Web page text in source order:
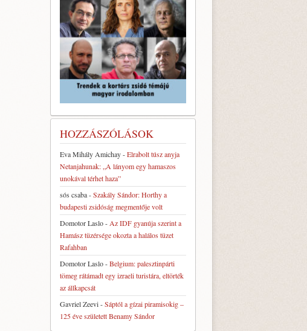
HOZZÁSZÓLÁSOK
Eva Mihály Amichay-Elrabolt túsz anyja
Netanjahunak: „A lányom egy hamaszos
unokával térhet haza”
sós csaba-Szakály Sándor: Horthy a
budapesti zsidóság megmentője volt
Domotor Laslo- Az IDF gyanúja szerint a
Hamász tüzérsége okozta a halálos tüzet
Rafahban
Domotor Laslo-Belgium: palesztinpárti
tömeg rátámadt egy izraeli turistára, eltörték
az állkapcsát
Gavriel Zeevi-Sáptól a gízai piramisokig –
125 éve született Benamy Sándor